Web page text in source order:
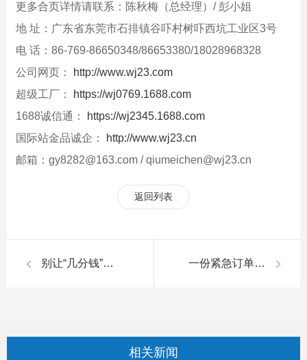
更多合页详情请联系：陈秋梅（总经理）/ 彭小姐
地 址：广东省东莞市石排镇谷吓村树吓西坑工业区3号
电 话：86-769-86650348/86653380/18028968328
公司网页：
http://www.wj23.com
超级工厂：
https://wj0769.1688.com
1688诚信通：
https://wj2345.1688.com
国际站金品诚企：
http://www.wj23.cn
邮箱：gy8282@163.com / qiumeichen@wj23.cn
返回列表
别让“几分钱”，输掉长远的“共赢路”|广有五金&东莞合页 一份紧急订单，藏着最动人的互相成就 |广有五金&东莞合页
相关新闻